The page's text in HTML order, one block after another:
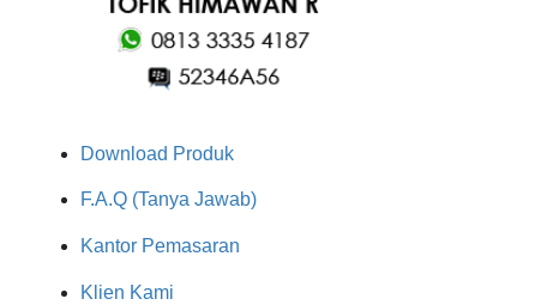
Download Produk
F.A.Q (Tanya Jawab)
Kantor Pemasaran
Klien Kami